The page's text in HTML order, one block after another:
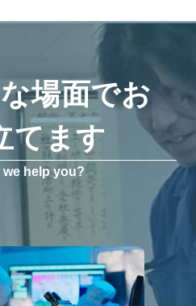
場面でお
てます
we help you?